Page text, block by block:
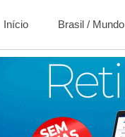
Início Brasil / Mundo